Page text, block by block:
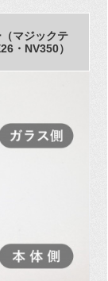
マジックテ
・NV350）